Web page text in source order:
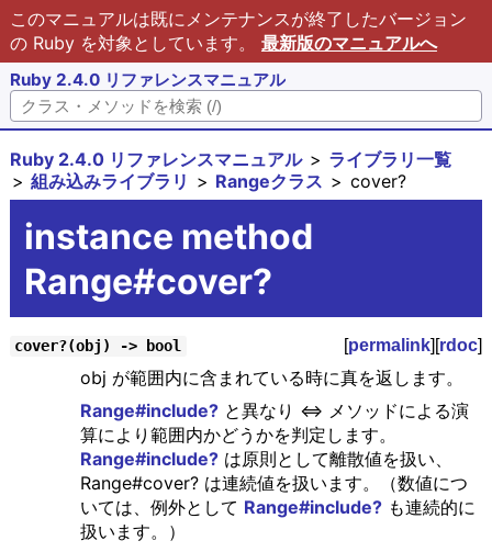
このマニュアルは既にメンテナンスが終了したバージョン
の Ruby を対象としています。 最新版のマニュアルへ
Ruby 2.4.0 リファレンスマニュアル
Ruby 2.4.0 リファレンスマニュアル
ライブラリ一覧
組み込みライブラリ
Rangeクラス cover?
instance method
Range#cover?
cover?(obj) -> bool [permalink][rdoc]
obj が範囲内に含まれている時に真を返します。
Range#include?と異なり <=> メソッドによる演
算により範囲内かどうかを判定します。
Range#include?は原則として離散値を扱い、
Range#cover? は連続値を扱います。（数値につ
いては、例外として Range#include?も連続的に
扱います。）